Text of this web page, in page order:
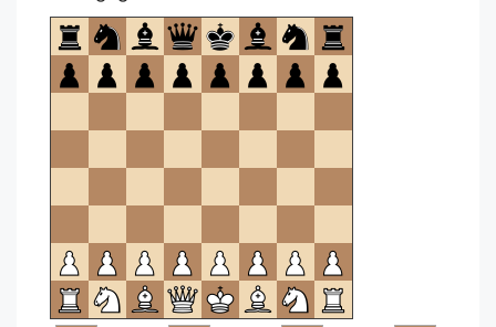
om
te
openen.